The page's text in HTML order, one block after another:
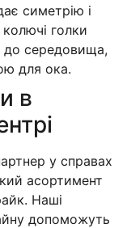
симетрію і
голки
до середовища,
для ока.
в
у справах
асортимент
Наші
допоможуть